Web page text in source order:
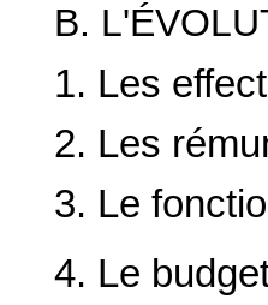
B.
1. Les
2. Les
3. Le
4. Le